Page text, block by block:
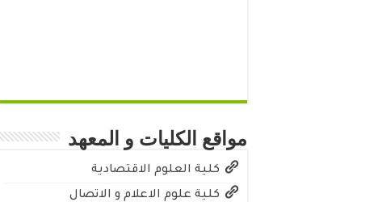
مواقع الكليات و المعهد
كلية العلوم الاقتصادية
كلية علوم الاعلام و الاتصال